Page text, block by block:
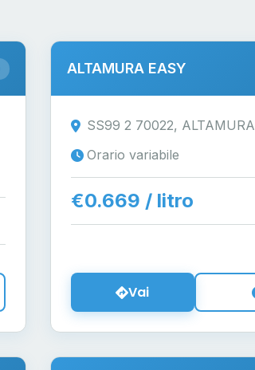
ALTAMURA EASY
SS99 2 70022, ALTAMURA
Orario variabile
€0.669 / litro
Vai